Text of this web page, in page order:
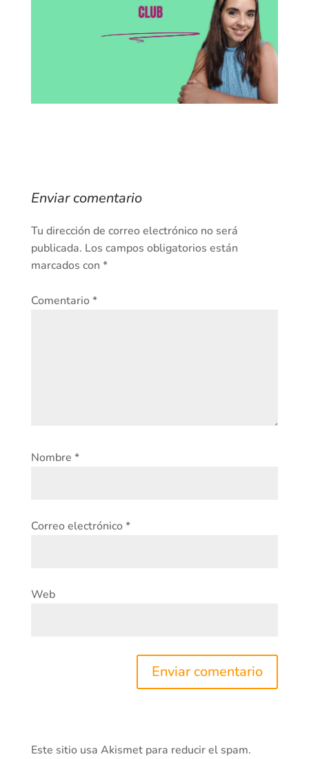
Enviar comentario
Tu dirección de correo electrónico no será
publicada. Los campos obligatorios están
marcados con *
Comentario*
Nombre *
Correo electrónico*
Web
Este sitio usa Akismet para reducir el spam.